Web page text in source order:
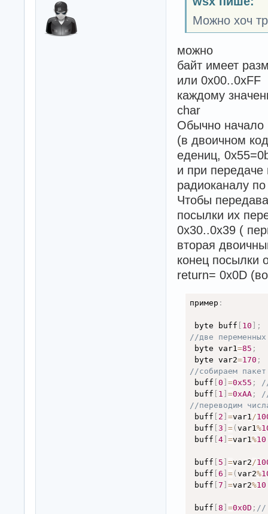
Можно хоч
можно
байт имеет
или 0x00..0xFF
каждому
char
Обычно начало
(в двоичном
едениц,
и при
радиоканалу
Чтобы
посылки их
0x30..0x39 (
вторая
конец посылки
return= 0x0D
пример :
byte buff 10
;
//две
byte var1=85 ;
byte var2=170 ;
//собираем
buff 0 =0x55 ;
buff
1 =0xAA;
//переводим
buff
2 =var1/
buff 3 =( var1%
buff 4] =var1%10
buff 5 =var2/
buff 6 =( var2%
buff 7 =var2%10
buff 8 =0x0D ; //